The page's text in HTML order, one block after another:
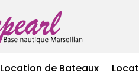
Location de Bateaux